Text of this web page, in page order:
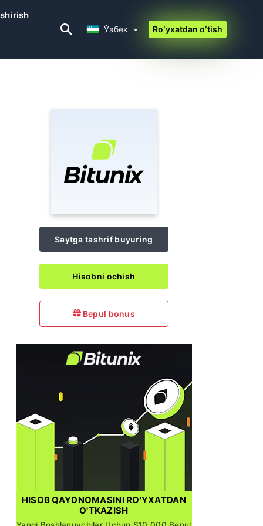
Ўзбек Roʻyxatdan oʻtish
Saytga tashrif buyuring
Hisobni ochish
Bepul bonus
HISOB QAYDNOMASINI RO'YXATDAN
O'TKAZISH